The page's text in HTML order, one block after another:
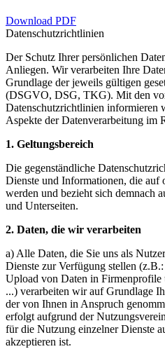
Download PDF
Datenschutzrichtlinien
Der Schutz Ihrer persönlichen
Anliegen. Wir verarbeiten Ihre
Grundlage der jeweils gültigen
(DSGVO, DSG, TKG). Mit den
Datenschutzrichtlinien informieren
Aspekte der Datenverarbeitung im
1. Geltungsbereich
Die gegenständliche
Dienste und Informationen, die auf
werden und bezieht sich demnach
und Unterseiten.
2. Daten, die wir verarbeiten
a) Alle Daten, die Sie uns als
Dienste zur Verfügung stellen
Upload von Daten in
...) verarbeiten wir auf Grundlage
der von Ihnen in Anspruch
erfolgt aufgrund der
für die Nutzung einzelner Dienste
akzeptieren ist.